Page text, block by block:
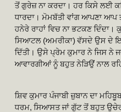
ਤੋਂ ਗੁਰੇਜ਼ ਨਾ ਕਰਦਾ। ਹਰ ਕਿਸੇ ਲਈ
ਧਾਰਦਾ। ਮੋਮਬੱਤੀ ਵਾਂਗ ਆਪਣਾ ਆਪ
ਹਨੇਰੇ ਰਾਹਾਂ ਵਿਚ ਨਾ ਭਟਕਣ ਦਿੰਦਾ।
ਸਿਆਟਲ (ਅਮਰੀਕਾ) ਵੱਸਦੇ ਉਸ ਦੇ
ਦਿੱਤੀ। ਉਸੇ ਪ੍ਰੇਮ ਕੁਮਾਰ ਨੇ ਜਿਸ ਨੇ
ਆਵਾਰਗੀਆਂ ਨੂੰ ਬਹੁਤ ਨੇੜਿਉਂ ਨਾਲ
ਸ਼ਿਵ ਕੁਮਾਰ ਪੰਜਾਬੀ ਜ਼ੁਬਾਨ ਦਾ
ਧਰਮ, ਸਿਆਸਤ ਜਾਂ ਗੁੱਟ ਤੋਂ ਬਹੁਤ